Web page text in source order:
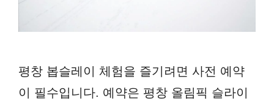
평창 봅슬레이 체험을 즐기려면 사전 예약
이 필수입니다. 예약은 평창 올림픽 슬라이